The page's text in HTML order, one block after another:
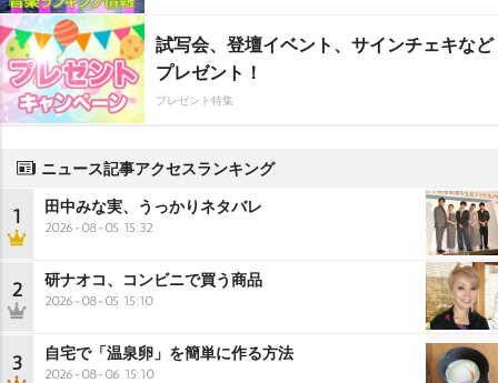
試写会、登壇イベント、サインチェキなど
プレゼント！
プレゼント特集
ニュース記事アクセスランキング
1 田中みな実、うっかりネタバレ
2026-08-05 15:32
2 研ナオコ、コンビニで買う商品
2026-08-05 15:10
3 自宅で「温泉卵」を簡単に作る方法
2026-08-06 15:10